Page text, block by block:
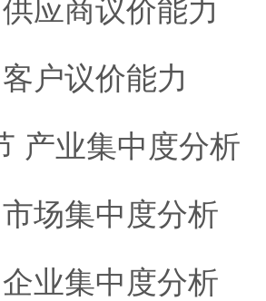
应商议价能力
户议价能力
产业集中度分析
场集中度分析
业集中度分析